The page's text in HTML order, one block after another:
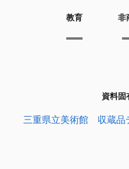
教育 非
資料固
三重県立美術館 収蔵品